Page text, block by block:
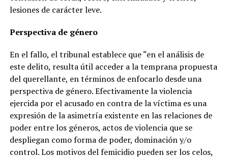
lesiones de carácter leve.
Perspectiva de género
En el fallo, el tribunal establece que “en el análisis de
este delito, resulta útil acceder a la temprana propuesta
del querellante, en términos de enfocarlo desde una
perspectiva de género. Efectivamente la violencia
ejercida por el acusado en contra de la víctima es una
expresión de la asimetría existente en las relaciones de
poder entre los géneros, actos de violencia que se
despliegan como forma de poder, dominación y/o
control. Los motivos del femicidio pueden ser los celos,